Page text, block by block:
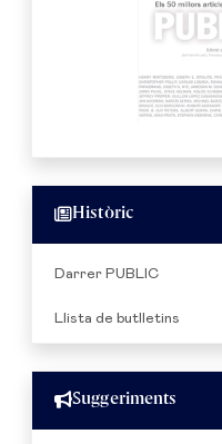
Històric
Darrer PUBLIC
Llista de butlletins
Suggeriments